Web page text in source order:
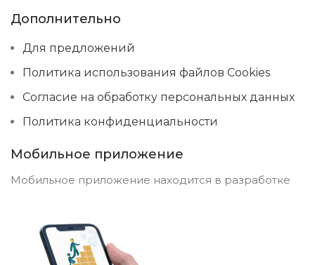
Дополнительно
Для предложений
Политика использования файлов Cookies
Согласие на обработку персональных данных
Политика конфиденциальности
Мобильное приложение
Мобильное приложение находится в разработке